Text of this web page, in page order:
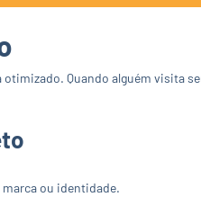
Quando alguém visita
ou identidade.